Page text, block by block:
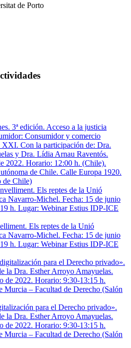
de Porto
3ª edición. Acceso a la justicia
Consumidor y comercio
XXI. Con la participación de: Dra.
y Dra. Lídia Arnau Raventós.
2022. Horario: 12:00 h. (Chile).
de Chile. Calle Europa 1920.
de Chile)
Els reptes de la Unió
Navarro-Michel. Fecha: 15 de junio
h. Lugar: Webinar Estius IDP-ICE
para el Derecho privado».
la Dra. Esther Arroyo Amayuelas.
de 2022. Horario: 9:30-13:15 h.
Murcia – Facultad de Derecho (Salón